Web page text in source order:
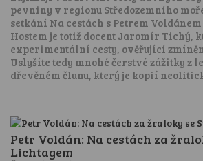
pevniny v regionu Středozemního
setkání Na cestách s Petrem
Hostem je totiž docent Jaromír Tichý,
experimentální cesty, ověřující
Uslyšíte tedy mnohé čerstvé zážitky z
dřevěném člunu, který je kopií
Petr Voldán: Na cestách za
Lichtagem